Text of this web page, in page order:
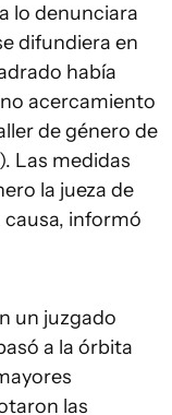
lo denunciara
difundiera en
había
acercamiento
de género de
Las medidas
la jueza de
causa, informó
un juzgado
a la órbita
las